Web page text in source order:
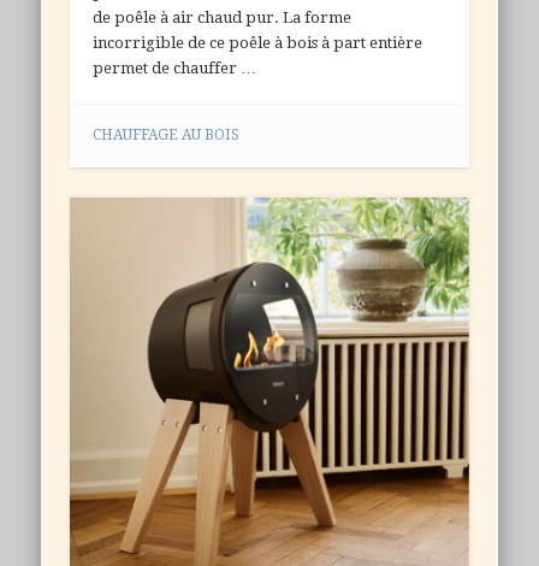
de poêle à air chaud pur. La forme
incorrigible de ce poêle à bois à part entière
permet de chauffer …
CHAUFFAGE AU BOIS